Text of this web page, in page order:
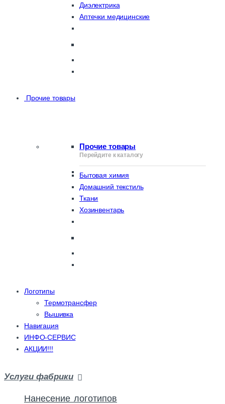
Диэлектрика
Аптечки медицинские
Прочие товары
Прочие товары
Перейдите к каталогу
Бытовая химия
Домашний текстиль
Ткани
Хозинвентарь
Логотипы
Термотрансфер
Вышивка
Навигация
ИНФО-СЕРВИС
АКЦИИ!!!
Услуги фабрики
Нанесение логотипов